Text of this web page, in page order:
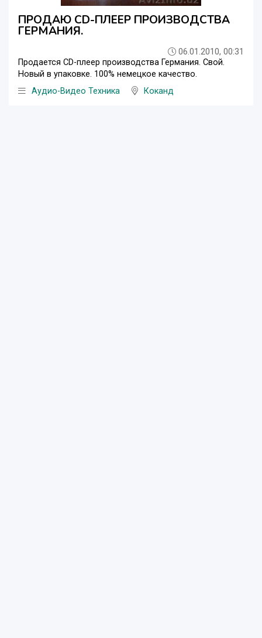
ПРОДАЮ CD-ПЛЕЕР ПРОИЗВОДСТВА
ГЕРМАНИЯ.
06.01.2010, 00:31
Продается CD-плеер производства Германия. Свой.
Новый в упаковке. 100% немецкое качество.
Аудио-Видео Техника
Коканд